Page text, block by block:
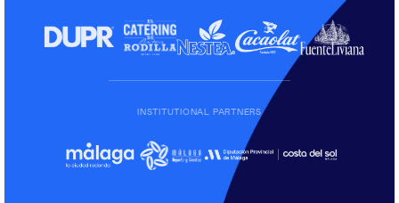
INSTITUTIONAL PARTNERS